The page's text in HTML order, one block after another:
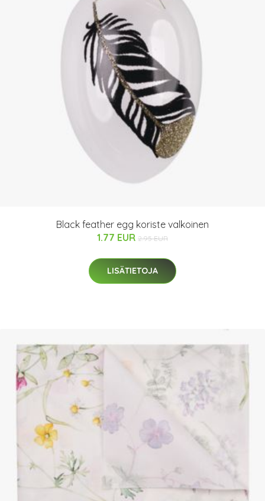
Black feather egg koriste valkoinen
1.77 EUR 2.95 EUR
LISÄTIETOJA